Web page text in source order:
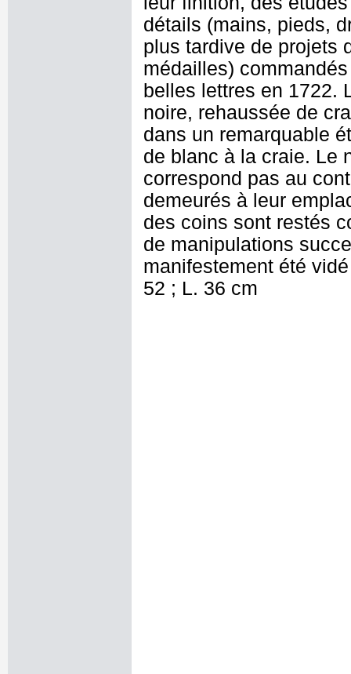
détails (mains, pieds,
plus tardive de projets
médailles)
belles lettres en 1722.
noire, rehaussée de
dans un remarquable
de blanc à la craie. Le
correspond pas au
demeurés à leur
des coins sont restés
de manipulations
manifestement été
52 ; L. 36 cm